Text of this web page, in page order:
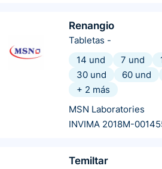
Renangio
Tabletas -
14 und
7 und
30 und
60 und
+ 2 más
MSN Laboratories
INVIMA 2018M-
Temiltar